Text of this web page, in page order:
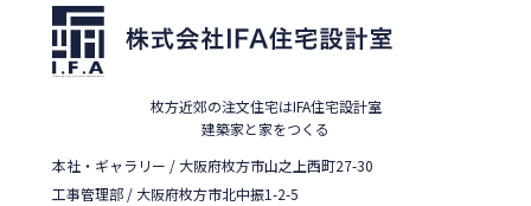
枚方近郊の注文住宅はIFA住宅設計室
建築家と家をつくる
本社・ギャラリー / 大阪府枚方市山之上西町27-30
工事管理部 / 大阪府枚方市北中振1-2-5